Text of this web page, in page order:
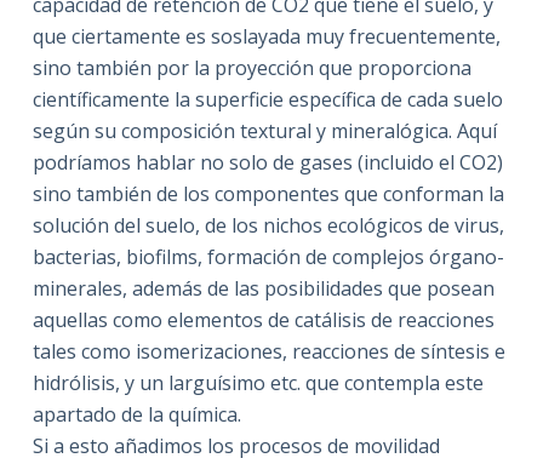
que ciertamente es soslayada muy frecuentemente,
sino también por la proyección que proporciona
científicamente la superficie específica de cada suelo
según su composición textural y mineralógica. Aquí
podríamos hablar no solo de gases (incluido el CO2)
sino también de los componentes que conforman la
solución del suelo, de los nichos ecológicos de virus,
bacterias, biofilms, formación de complejos órgano-
minerales, además de las posibilidades que posean
aquellas como elementos de catálisis de reacciones
tales como isomerizaciones, reacciones de síntesis e
hidrólisis, y un larguísimo etc. que contempla este
apartado de la química.
Si a esto añadimos los procesos de movilidad